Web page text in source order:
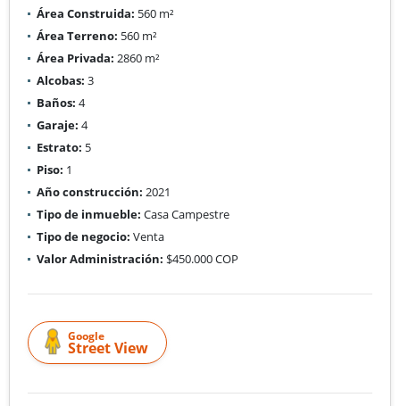
Área Construida: 560 m²
Área Terreno: 560 m²
Área Privada: 2860 m²
Alcobas: 3
Baños: 4
Garaje: 4
Estrato: 5
Piso: 1
Año construcción: 2021
Tipo de inmueble: Casa Campestre
Tipo de negocio: Venta
Valor Administración: $450.000 COP
Google
Street View